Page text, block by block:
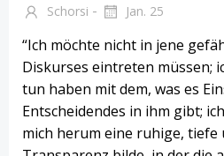
Schorsi - Jan. 25
“Ich möchte nicht in jene
Diskurses eintreten müssen;
tun haben mit dem, was es
Entscheidendes in ihm gibt;
mich herum eine ruhige, tiefe